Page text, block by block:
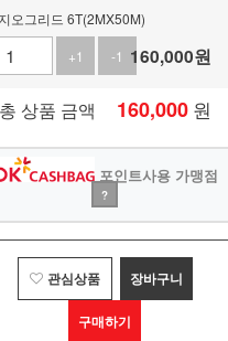
지오그리드 6T(2MX50M)
+1
-1 160,000원
총 상품 금액 160,000 원
포인트사용 가맹점
?
관심상품 장바구니
구매하기